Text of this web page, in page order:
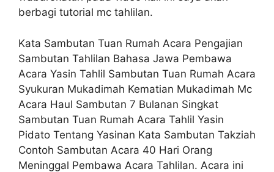
berbagi tutorial mc tahlilan.
Kata Sambutan Tuan Rumah Acara Pengajian
Sambutan Tahlilan Bahasa Jawa Pembawa
Acara Yasin Tahlil Sambutan Tuan Rumah Acara
Syukuran Mukadimah Kematian Mukadimah Mc
Acara Haul Sambutan 7 Bulanan Singkat
Sambutan Tuan Rumah Acara Tahlil Yasin
Pidato Tentang Yasinan Kata Sambutan Takziah
Contoh Sambutan Acara 40 Hari Orang
Meninggal Pembawa Acara Tahlilan. Acara ini